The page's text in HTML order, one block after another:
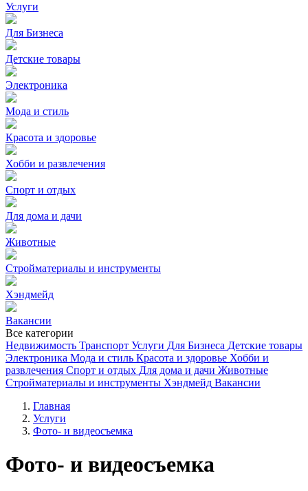
Услуги
Для Бизнеса
Детские товары
Электроника
Мода и стиль
Красота и здоровье
Хобби и развлечения
Спорт и отдых
Для дома и дачи
Животные
Стройматериалы и инструменты
Хэндмейд
Вакансии
Все категории
Недвижимость Транспорт Услуги Для Бизнеса Детские товары
Электроника Мода и стиль Красота и здоровье Хобби и
развлечения Спорт и отдых Для дома и дачи Животные
Стройматериалы и инструменты Хэндмейд Вакансии
Главная
Услуги
Фото- и видеосъемка
Фото- и видеосъемка